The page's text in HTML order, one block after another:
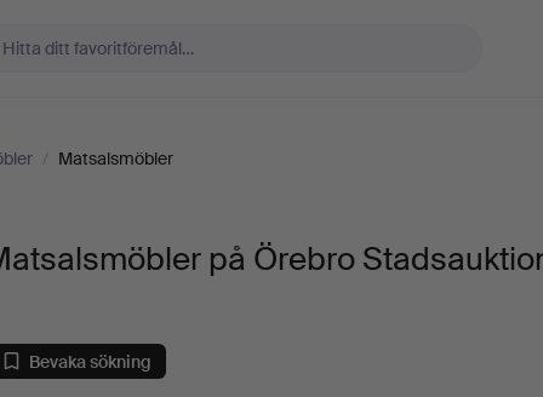
/ Matsalsmöbler
på Örebro
Bevaka sökning